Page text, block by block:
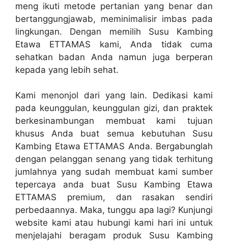
meng ikuti metode pertanian yang benar dan
bertanggungjawab, meminimalisir imbas pada
lingkungan. Dengan memilih Susu Kambing
Etawa ETTAMAS kami, Anda tidak cuma
sehatkan badan Anda namun juga berperan
kepada yang lebih sehat.
Kami menonjol dari yang lain. Dedikasi kami
pada keunggulan, keunggulan gizi, dan praktek
berkesinambungan membuat kami tujuan
khusus Anda buat semua kebutuhan Susu
Kambing Etawa ETTAMAS Anda. Bergabunglah
dengan pelanggan senang yang tidak terhitung
jumlahnya yang sudah membuat kami sumber
tepercaya anda buat Susu Kambing Etawa
ETTAMAS premium, dan rasakan sendiri
perbedaannya. Maka, tunggu apa lagi? Kunjungi
website kami atau hubungi kami hari ini untuk
menjelajahi beragam produk Susu Kambing